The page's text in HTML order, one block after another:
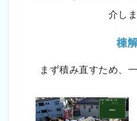
介しま
棟
まず積み直すため、